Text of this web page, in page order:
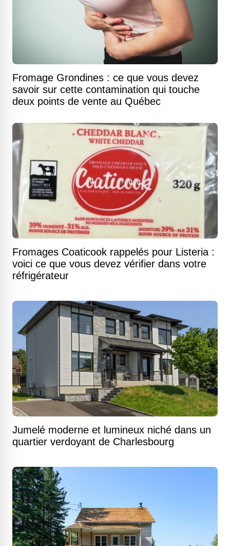
Fromage Grondines : ce que vous devez
savoir sur cette contamination qui touche
deux points de vente au Québec
Fromages Coaticook rappelés pour Listeria :
voici ce que vous devez vérifier dans votre
réfrigérateur
Jumelé moderne et lumineux niché dans un
quartier verdoyant de Charlesbourg